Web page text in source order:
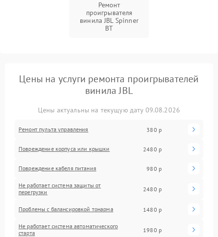
Ремонт
проигрывателя
винила JBL Spinner
BT
Цены на услуги ремонта проигрывателей
винила JBL
Цены актуальны на текущую дату 09.08.2026
Ремонт пульта управления 380 р
Повреждение корпуса или крышки 2480 р
Повреждение кабеля питания 980 р
Не работает система защиты от
перегрузки
2480 р
Проблемы с балансировкой тонарма 1480 р
Не работает система автоматического
старта
1980 р